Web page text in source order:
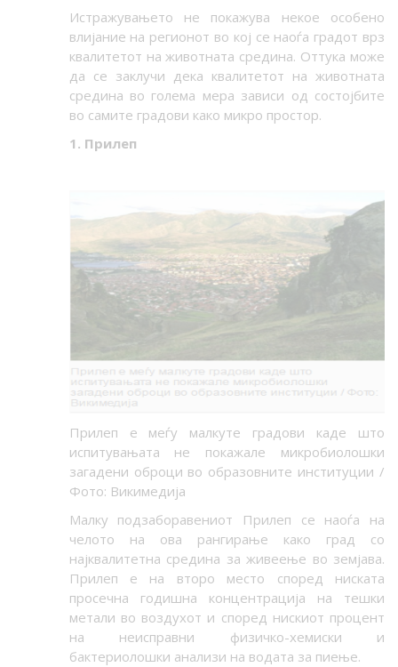
Истражувањето не покажува некое особено
влијание на регионот во кој се наоѓа градот врз
квалитетот на животната средина. Оттука може
да се заклучи дека квалитетот на животната
средина во голема мера зависи од состојбите
во самите градови како микро простор.
1. Прилеп
Прилеп е меѓу малкуте градови каде што
испитувањата не покажале микробиолошки
загадени оброци во образовните институции /
Фото: Викимедија
Малку подзаборавениот Прилеп се наоѓа на
челото на ова рангирање како град со
најквалитетна средина за живеење во земјава.
Прилеп е на второ место според ниската
просечна годишна концентрација на тешки
метали во воздухот и според нискиот процент
на неисправни физичко-хемиски и
бактериолошки анализи на водата за пиење.